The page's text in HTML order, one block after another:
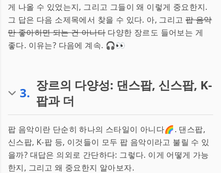
게 나올 수 있었는지, 그리고 그들이 왜 이렇게 중요한지.
그 답은 다음 소제목에서 찾을 수 있다. 아, 그리고 팝 음악
만 좋아하면 되는 건 아니다 다양한 장르도 들어보는 게
좋다. 이유는? 다음에 계속. 🎧👀
3. 장르의 다양성: 댄스팝, 신스팝, K-
팝과 더
팝 음악이란 단순히 하나의 스타일이 아니다🌈. 댄스팝,
신스팝, K-팝 등, 이것들이 모두 팝 음악이라고 불릴 수 있
을까? 대답은 의외로 간단하다: 그렇다. 이게 어떻게 가능
한지, 그리고 왜 중요한지 알아보자.